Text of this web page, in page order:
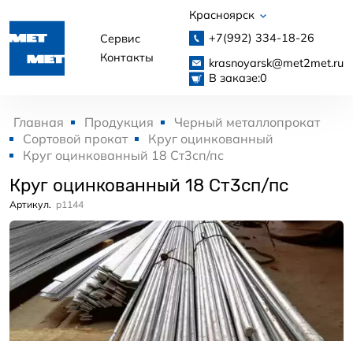
Сервис
Контакты
Красноярск
+7(992) 334-18-26
krasnoyarsk@met2met.ru
В заказе:0
Главная Продукция
Черный металлопрокат
Сортовой прокат
Круг оцинкованный
Круг оцинкованный 18 Ст3сп/пс
Круг оцинкованный 18 Ст3сп/пс
Артикул. p1144